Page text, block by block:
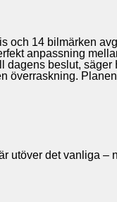
och 14 bilmärken
anpassning
dagens beslut,
överraskning.
utöver det vanliga